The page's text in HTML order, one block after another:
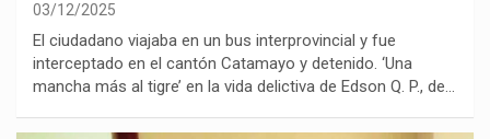
03/12/2025
El ciudadano viajaba en un bus interprovincial y fue
interceptado en el cantón Catamayo y detenido. ‘Una
mancha más al tigre’ en la vida delictiva de Edson Q. P., de…